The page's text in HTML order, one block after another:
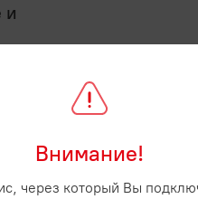
и
Внимание!
через который Вы